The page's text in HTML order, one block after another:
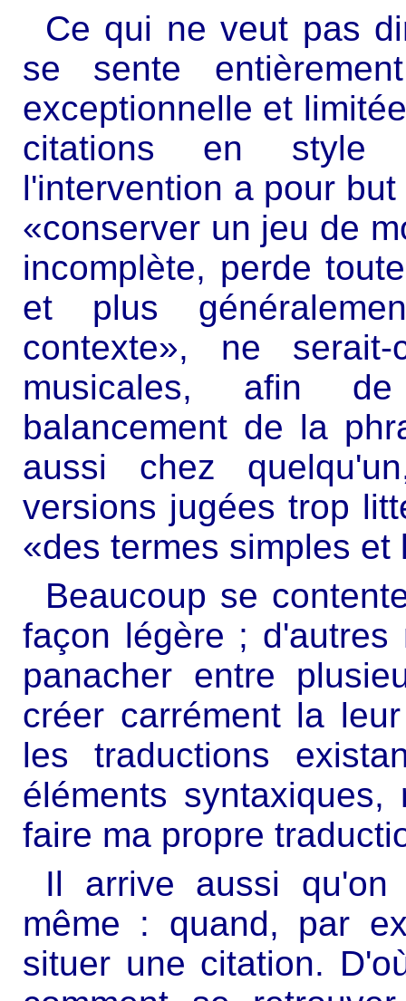
Ce qui ne veut pas
se sente
exceptionnelle et
citations en style
l'intervention a pour
«conserver un jeu de
incomplète, perde
et plus
contexte», ne
musicales, afin
balancement de la
aussi chez
versions jugées trop
«des termes simples
Beaucoup se
façon légère ;
panacher entre
créer carrément la
les traductions
éléments
faire ma propre
Il arrive aussi
même : quand, par
situer une citation.